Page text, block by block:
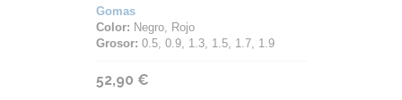
Gomas
Color: Negro, Rojo
Grosor: 0.5, 0.9, 1.3, 1.5, 1.7, 1.9
52,90 €